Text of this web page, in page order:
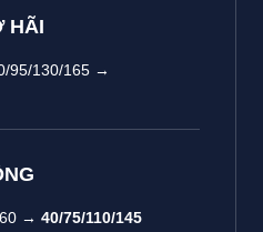
HÃI
95/130/165 →
→ 40/75/110/145